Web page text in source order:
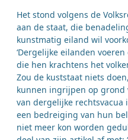
Het stond volgens de
aan de staat, die
kunstmatig eiland wil
‘Dergelijke eilanden
die hen krachtens het
Zou de kuststaat niets
kunnen ingrijpen op
van dergelijke
een bedreiging van hun
niet meer kon worden